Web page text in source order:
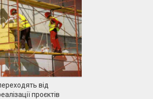
від
проєктів